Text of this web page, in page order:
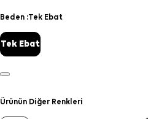
Beden :Tek Ebat
Tek Ebat
Ürünün Diğer Renkleri